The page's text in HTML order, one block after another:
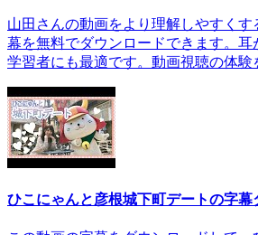
山田さんの動画をより理解しやすく
幕を無料でダウンロードできます。
学習者にも最適です。動画視聴の体験
ひこにゃんと彦根城下町デートの字幕